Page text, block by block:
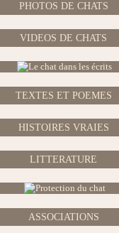
PHOTOS DE CHATS
VIDEOS DE CHATS
TEXTES ET POEMES
HISTOIRES VRAIES
LITTERATURE
ASSOCIATIONS